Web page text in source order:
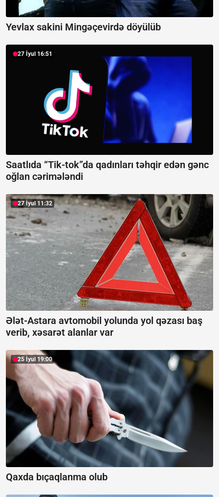
Yevlax sakini Mingəçevirdə döyülüb
27 İyul 16:51
Saatlıda “Tik-tok”da qadınları təhqir edən gənc
oğlan cərimələndi
27 İyul 11:32
Ələt-Astara avtomobil yolunda yol qəzası baş
verib, xəsarət alanlar var
25 İyul 19:00
Qaxda bıçaqlanma olub